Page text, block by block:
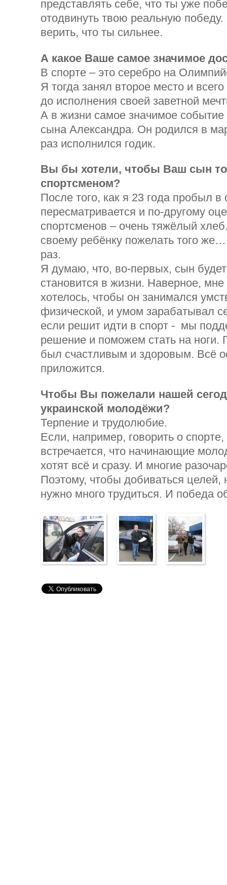
представлять себе, что ты уже
отодвинуть твою реальную
верить, что ты сильнее.
А какое Ваше самое значимое
В спорте – это серебро на
Я тогда занял второе место и
до исполнения своей заветной
А в жизни самое значимое
сына Александра. Он родился в
раз исполнился годик.
Вы бы хотели, чтобы Ваш сын
спортсменом?
После того, как я 23 года пробыл в
пересматривается и по-другому
спортсменов – очень тяжёлый
своему ребёнку пожелать того
раз.
Я думаю, что, во-первых, сын
становится в жизни. Наверное,
хотелось, чтобы он занимался
физической, и умом зарабатывал
если решит идти в спорт - мы
решение и поможем стать на ноги.
был счастливым и здоровым. Всё
приложится.
Чтобы Вы пожелали нашей
украинской молодёжи?
Терпение и трудолюбие.
Если, например, говорить о спорте,
встречается, что начинающие
хотят всё и сразу. И многие
Поэтому, чтобы добиваться целей,
нужно много трудиться. И победа